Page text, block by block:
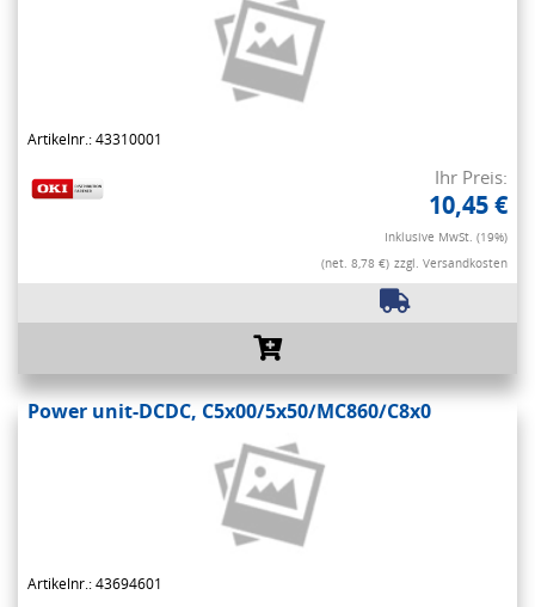
Artikelnr.: 43310001
Ihr Preis:
10,45 €
Inklusive MwSt. (19%)
(net. 8,78 €) zzgl. Versandkosten
Power unit-DCDC, C5x00/5x50/MC860/C8x0
Artikelnr.: 43694601